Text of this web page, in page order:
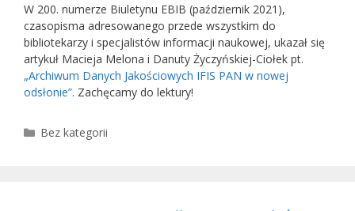
W 200. numerze Biuletynu EBIB (październik 2021),
czasopisma adresowanego przede wszystkim do
bibliotekarzy i specjalistów informacji naukowej, ukazał się
artykuł Macieja Melona i Danuty Życzyńskiej-Ciołek pt.
„Archiwum Danych Jakościowych IFIS PAN w nowej
odsłonie”. Zachęcamy do lektury!
Kategorie
Bez kategorii